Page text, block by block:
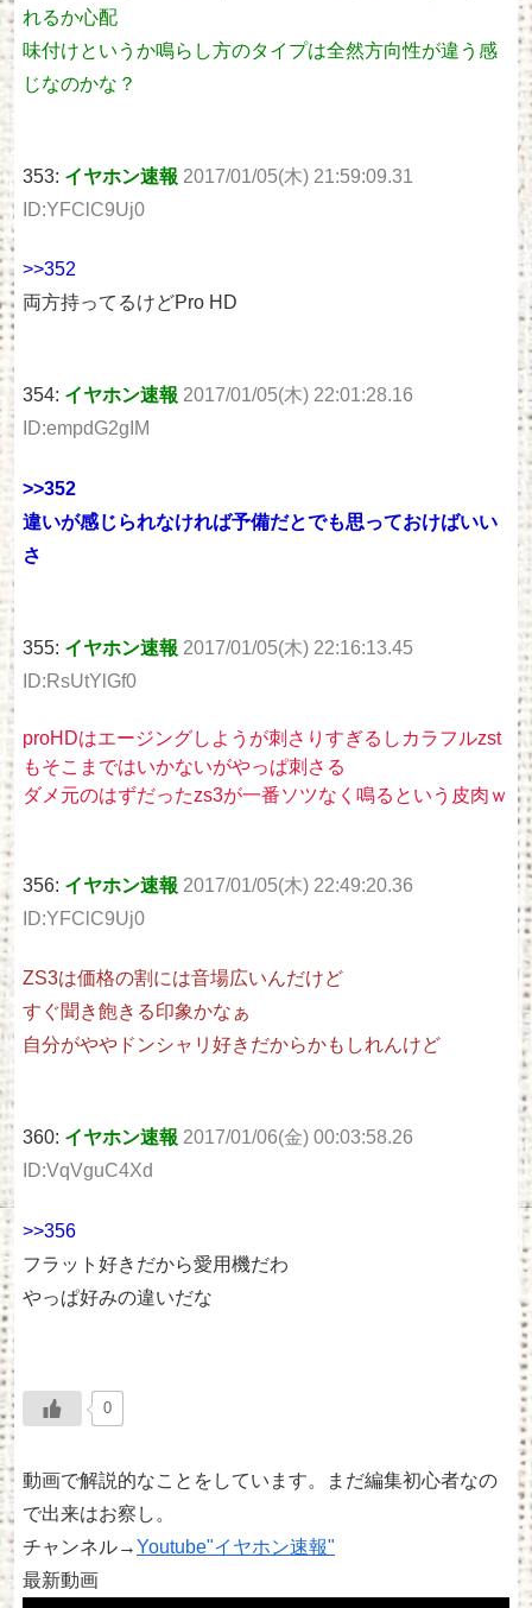
れるか心配
味付けというか鳴らし方のタイプは全然方向性が違う感
じなのかな？
353: イヤホン速報 2017/01/05(木) 21:59:09.31
ID:YFClC9Uj0
>>352
両方持ってるけどPro HD
354: イヤホン速報 2017/01/05(木) 22:01:28.16
ID:empdG2gIM
>>352
違いが感じられなければ予備だとでも思っておけばいい
さ
355: イヤホン速報 2017/01/05(木) 22:16:13.45
ID:RsUtYlGf0
proHDはエージングしようが刺さりすぎるしカラフルzst
もそこまではいかないがやっぱ刺さる
ダメ元のはずだったzs3が一番ソツなく鳴るという皮肉ｗ
356: イヤホン速報 2017/01/05(木) 22:49:20.36
ID:YFClC9Uj0
ZS3は価格の割には音場広いんだけど
すぐ聞き飽きる印象かなぁ
自分がややドンシャリ好きだからかもしれんけど
360: イヤホン速報 2017/01/06(金) 00:03:58.26
ID:VqVguC4Xd
>>356
フラット好きだから愛用機だわ
やっぱ好みの違いだな
0
動画で解説的なことをしています。まだ編集初心者なの
で出来はお察し。
チャンネル→Youtube"イヤホン速報"
最新動画